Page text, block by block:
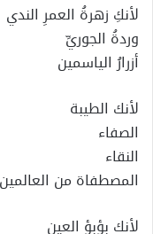
لأنكِ زهرةُ العمرِ الندي
وردةُ الجوريِّ
أزرارُ الياسمين
لأنك الطيبة
الصفاء
النقاء
المصطفاة من العالمين
لأنك بؤبؤ العين